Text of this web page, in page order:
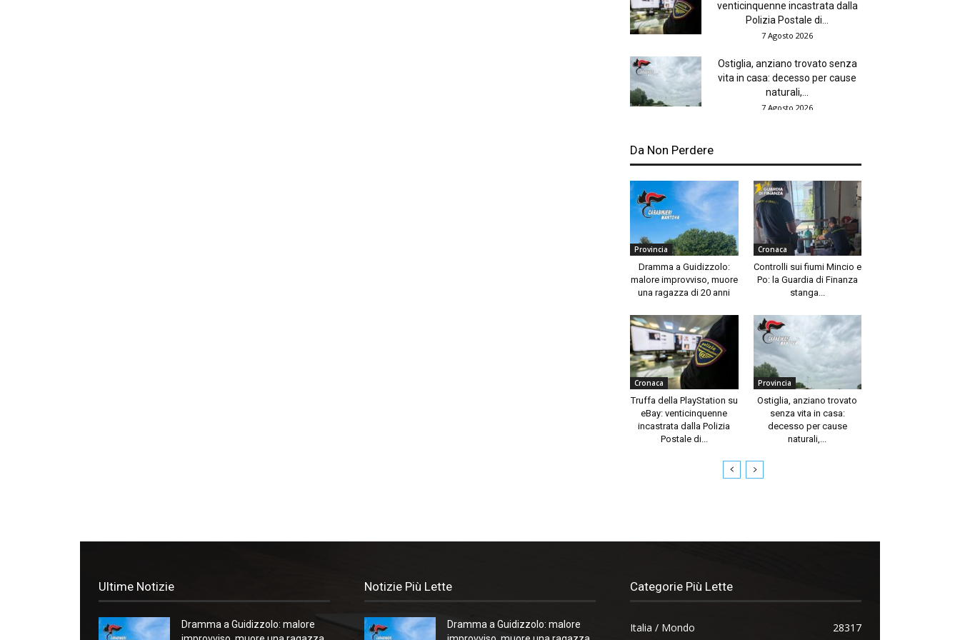
venticinquenne incastrata dalla
Polizia Postale di...
7 Agosto 2026
Ostiglia, anziano trovato senza
vita in casa: decesso per cause
naturali,...
7 Agosto 2026
Da Non Perdere
Provincia
Dramma a Guidizzolo:
malore improvviso, muore
una ragazza di 20 anni
Cronaca
Controlli sui fiumi Mincio e
Po: la Guardia di Finanza
stanga...
Cronaca
Truffa della PlayStation su
eBay: venticinquenne
incastrata dalla Polizia
Postale di...
Provincia
Ostiglia, anziano trovato
senza vita in casa:
decesso per cause
naturali,...
Ultime Notizie
Dramma a Guidizzolo: malore
Notizie Più Lette
Dramma a Guidizzolo: malore
Categorie Più Lette
Italia / Mondo 28317